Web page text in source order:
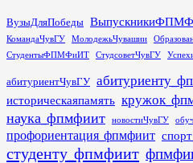
Перейти
к
содержимому
ВузыДляПобеды
КомандаЧувГУ
МолодежьЧувашии
СтудентыФПМФиИТ
СтудсоветЧувГУ
абитуриентЧувГУ
историческаяпамять
наука_фпмфиит новостиЧувГУ
профориентация_фпмфиит
студенту_фпмфиит